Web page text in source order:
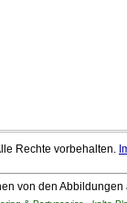
Rechte vorbehalten.
von den